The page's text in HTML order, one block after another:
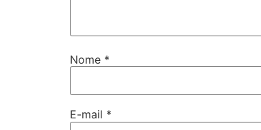
Nome *
E-mail *